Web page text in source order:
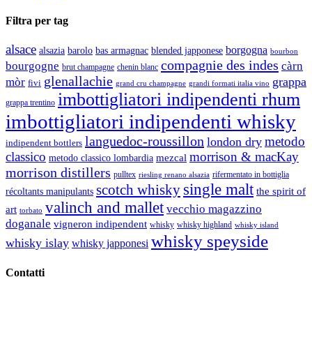
Filtra per tag
alsace alsazia barolo bas armagnac blended japponese borgogna bourbon
bourgogne brut champagne chenin blanc compagnie des indes càrn
mòr fivi glenallachie grand cru champagne grandi formati italia vino grappa
grappa trentino imbottigliatori indipendenti rhum
imbottigliatori indipendenti whisky
indipendent bottlers languedoc-roussillon london dry metodo
classico metodo classico lombardia mezcal morrison & macKay
morrison distillers pulltex riesling renano alsazia rifermentato in bottiglia
récoltants manipulants scotch whisky single malt the spirit of
art torbato valinch and mallet vecchio magazzino
doganale vigneron indipendent whisky whisky highland whisky island
whisky islay whisky japponesi whisky speyside
Contatti